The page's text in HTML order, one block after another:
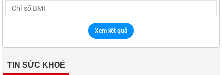
Xem kết quả
TIN SỨC KHOẺ